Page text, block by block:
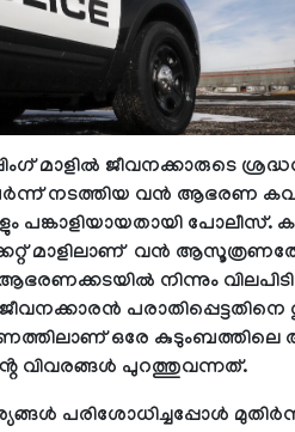
മാളിൽ ജീവനക്കാരുടെ
നടത്തിയ വൻ ആഭരണ
പങ്കാളിയായതായി പോലീസ്.
മാളിലാണ് വൻ
നിന്നും
ഒരേ കുടുംബത്തിലെ
വിവരങ്ങൾ പുറത്തുവന്നത്.
പരിശോധിച്ചപ്പോൾ